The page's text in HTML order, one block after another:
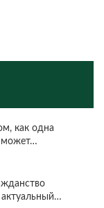
как одна
может…